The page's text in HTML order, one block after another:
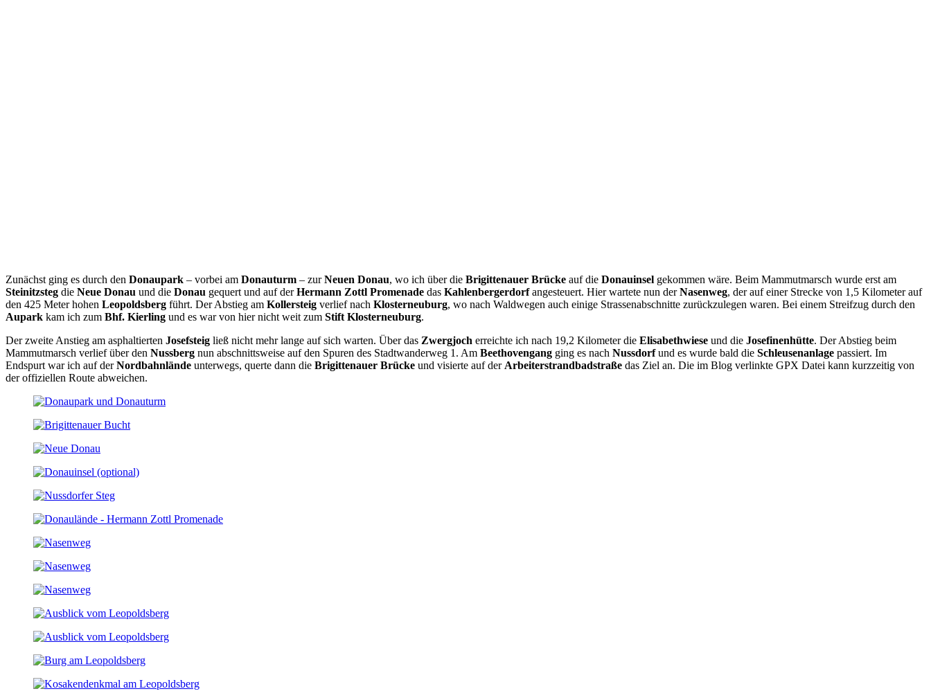
Zunächst ging es durch den Donaupark – vorbei am Donauturm – zurNeuen Donau, wo ich über die Brigittenauer Brücke auf die Donauinsel gekommen wäre. Beim Mammutmarsch wurde erst am
Steinitzsteg die Neue Donau und die Donau gequert und auf derHermann Zottl Promenade das Kahlenbergerdorfangesteuert. Hier wartete nun derNasenweg, der auf einer Strecke von 1,5 Kilometer auf
den 425 Meter hohen Leopoldsberg führt. Der Abstieg am Kollersteig verlief nach Klosterneuburg, wo nach Waldwegen auch einige Strassenabschnitte zurückzulegen waren. Bei einem Streifzug durch den
Aupark kam ich zum Bhf. Kierling und es war von hier nicht weit zum Stift Klosterneuburg.
Der zweite Anstieg am asphaltierten Josefsteig ließ nicht mehr lange auf sich warten. Über das Zwergjoch erreichte ich nach 19,2 Kilometer die Elisabethwiese und die Josefinenhütte. Der Abstieg beim
Mammutmarsch verlief über den Nussberg nun abschnittsweise auf den Spuren des Stadtwanderweg 1. Am Beethovengang ging es nach Nussdorfund es wurde bald die Schleusenanlage passiert. Im
Endspurt war ich auf derNordbahnlände unterwegs, querte dann die Brigittenauer Brücke und visierte auf der Arbeiterstrandbadstraße das Ziel an. Die im Blog verlinkte GPX Datei kann kurzzeitig von
der offiziellen Route abweichen.